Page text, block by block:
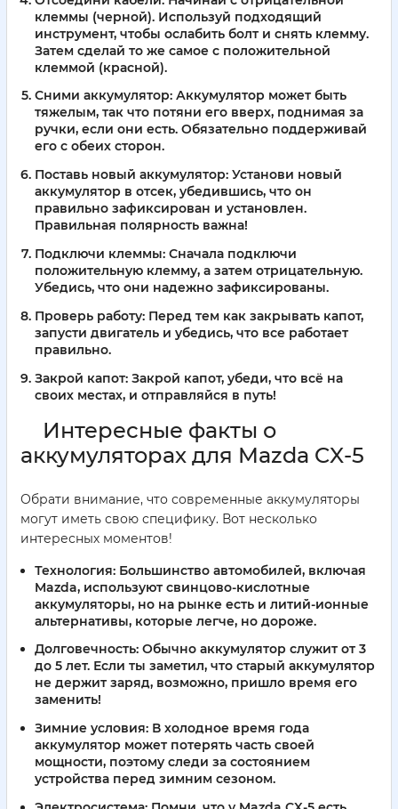
клеммы (черной). Используй подходящий
инструмент, чтобы ослабить болт и снять клемму.
Затем сделай то же самое с положительной
клеммой (красной).
Сними аккумулятор: Аккумулятор может быть
тяжелым, так что потяни его вверх, поднимая за
ручки, если они есть. Обязательно поддерживай
его с обеих сторон.
Поставь новый аккумулятор: Установи новый
аккумулятор в отсек, убедившись, что он
правильно зафиксирован и установлен.
Правильная полярность важна!
Подключи клеммы: Сначала подключи
положительную клемму, а затем отрицательную.
Убедись, что они надежно зафиксированы.
Проверь работу: Перед тем как закрывать капот,
запусти двигатель и убедись, что все работает
правильно.
Закрой капот: Закрой капот, убеди, что всё на
своих местах, и отправляйся в путь!
Интересные факты о
аккумуляторах для Mazda CX-5
Обрати внимание, что современные аккумуляторы
могут иметь свою специфику. Вот несколько
интересных моментов!
Технология: Большинство автомобилей, включая
Mazda, используют свинцово-кислотные
аккумуляторы, но на рынке есть и литий-ионные
альтернативы, которые легче, но дороже.
Долговечность: Обычно аккумулятор служит от 3
до 5 лет. Если ты заметил, что старый аккумулятор
не держит заряд, возможно, пришло время его
заменить!
Зимние условия: В холодное время года
аккумулятор может потерять часть своей
мощности, поэтому следи за состоянием
устройства перед зимним сезоном.